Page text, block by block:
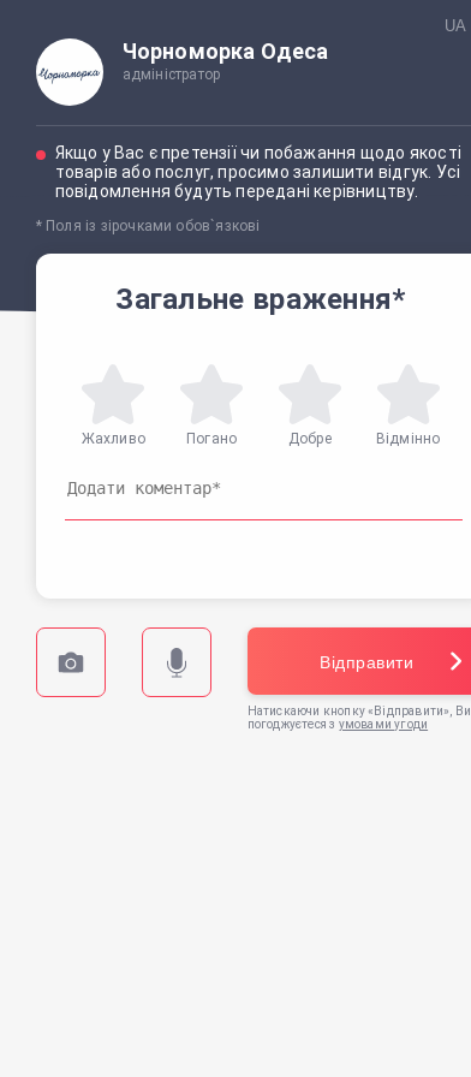
UA
Чорноморка Одеса
адміністратор
Якщо у Вас є претензії чи побажання щодо якості
товарів або послуг, просимо залишити відгук. Усі
повідомлення будуть передані керівництву.
* Поля із зірочками обов`язкові
Загальне враження*
Жахливо Погано Добре Відмінно
Відправити
Натискаючи кнопку «Відправити», Ви
погоджуєтеся з умовами угоди